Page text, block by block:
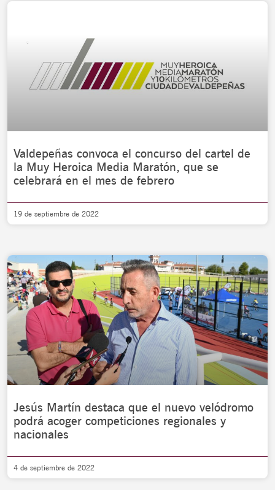
Valdepeñas convoca el concurso del cartel de
la Muy Heroica Media Maratón, que se
celebrará en el mes de febrero
19 de septiembre de 2022
Jesús Martín destaca que el nuevo velódromo
podrá acoger competiciones regionales y
nacionales
4 de septiembre de 2022